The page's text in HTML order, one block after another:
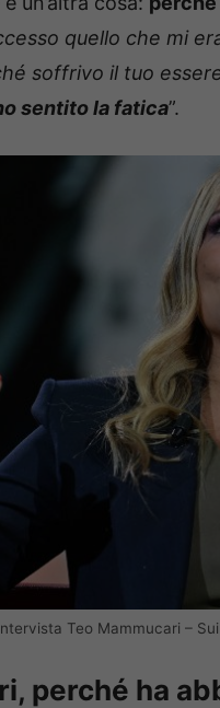
quello che mi
soffrivo il tuo
sentito la fatica”.
Teo Mammucari –
perché ha